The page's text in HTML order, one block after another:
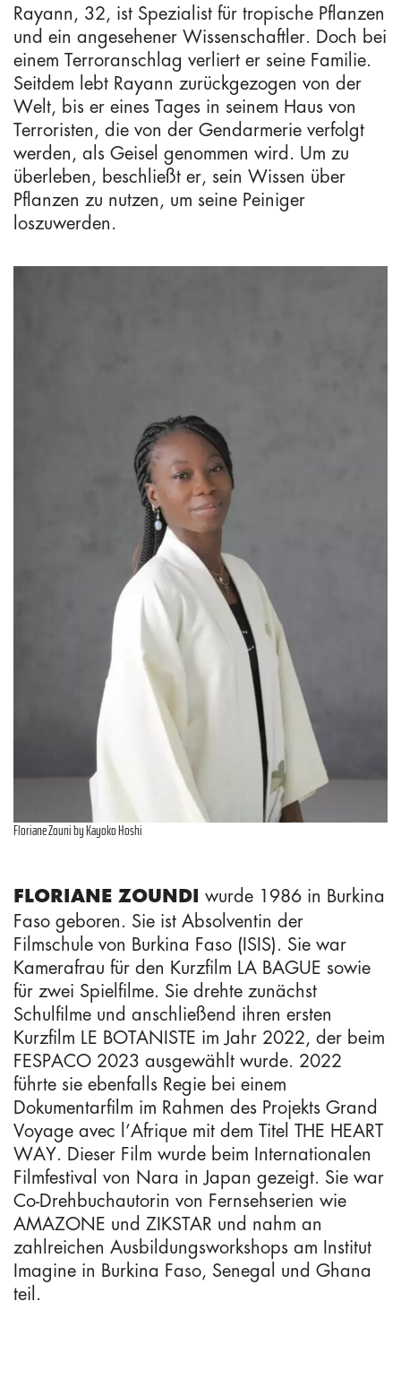
Rayann, 32, ist Spezialist für tropische Pflanzen
und ein angesehener Wissenschaftler. Doch bei
einem Terroranschlag verliert er seine Familie.
Seitdem lebt Rayann zurückgezogen von der
Welt, bis er eines Tages in seinem Haus von
Terroristen, die von der Gendarmerie verfolgt
werden, als Geisel genommen wird. Um zu
überleben, beschließt er, sein Wissen über
Pflanzen zu nutzen, um seine Peiniger
loszuwerden.
Floriane Zouni by Kayoko Hoshi
FLORIANE ZOUNDI
wurde 1986 in Burkina
Faso geboren. Sie ist Absolventin der
Filmschule von Burkina Faso (ISIS). Sie war
Kamerafrau für den Kurzfilm LA BAGUE sowie
für zwei Spielfilme. Sie drehte zunächst
Schulfilme und anschließend ihren ersten
Kurzfilm LE BOTANISTE im Jahr 2022, der beim
FESPACO 2023 ausgewählt wurde. 2022
führte sie ebenfalls Regie bei einem
Dokumentarfilm im Rahmen des Projekts Grand
Voyage avec l’Afrique mit dem Titel THE HEART
WAY. Dieser Film wurde beim Internationalen
Filmfestival von Nara in Japan gezeigt. Sie war
Co-Drehbuchautorin von Fernsehserien wie
AMAZONE und ZIKSTAR und nahm an
zahlreichen Ausbildungsworkshops am Institut
Imagine in Burkina Faso, Senegal und Ghana
teil.